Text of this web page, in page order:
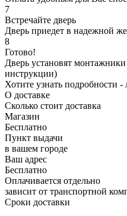
7
Встречайте дверь
Дверь приедет в надежной
8
Готово!
Дверь установят
инструкции)
Хотите узнать подробности -
О доставке
Сколько стоит доставка
Магазин
Бесплатно
Пункт выдачи
в вашем городе
Ваш адрес
Бесплатно
Оплачивается отдельно
зависит от транспортной
Сроки доставки